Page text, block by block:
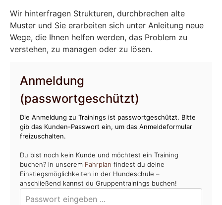
Wir hinterfragen Strukturen, durchbrechen alte
Muster und Sie erarbeiten sich unter Anleitung neue
Wege, die Ihnen helfen werden, das Problem zu
verstehen, zu managen oder zu lösen.
Anmeldung
(passwortgeschützt)
Die Anmeldung zu Trainings ist passwortgeschützt. Bitte
gib das Kunden-Passwort ein, um das Anmeldeformular
freizuschalten.
Du bist noch kein Kunde und möchtest ein Training
buchen? In unserem Fahrplan findest du deine
Einstiegsmöglichkeiten in der Hundeschule –
anschließend kannst du Gruppentrainings buchen!